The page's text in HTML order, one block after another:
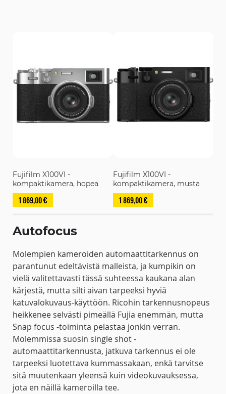
Fujifilm X100VI -
kompaktikamera, hopea
1 869,00 €
Fujifilm X100VI -
kompaktikamera, musta
1 869,00 €
Autofocus
Molempien kameroiden automaattitarkennus on
parantunut edeltävistä malleista, ja kumpikin on
vielä valitettavasti tässä suhteessa kaukana alan
kärjestä, mutta silti aivan tarpeeksi hyviä
katuvalokuvaus-käyttöön. Ricohin tarkennusnopeus
heikkenee selvästi pimeällä Fujia enemmän, mutta
Snap focus -toiminta pelastaa jonkin verran.
Molemmissa suosin single shot -
automaattitarkennusta, jatkuva tarkennus ei ole
tarpeeksi luotettava kummassakaan, enkä tarvitse
sitä muutenkaan yleensä kuin videokuvauksessa,
jota en näillä kameroilla tee.